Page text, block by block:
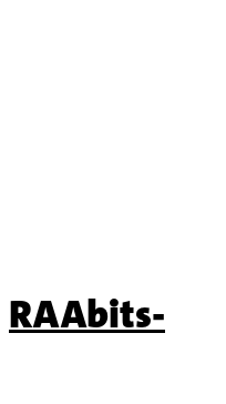
RAAbits-